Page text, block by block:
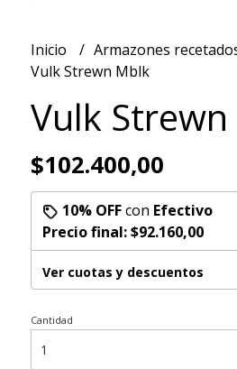
Inicio Armazones
Vulk Strewn Mblk
Vulk
$102.400,00
10% OFFcon Efectivo
Precio final:$92.160,00
Ver cuotas y descuentos
Cantidad